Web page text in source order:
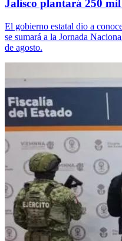
Jalisco plantará 250
El gobierno estatal dio a
se sumará a la Jornada
de agosto.